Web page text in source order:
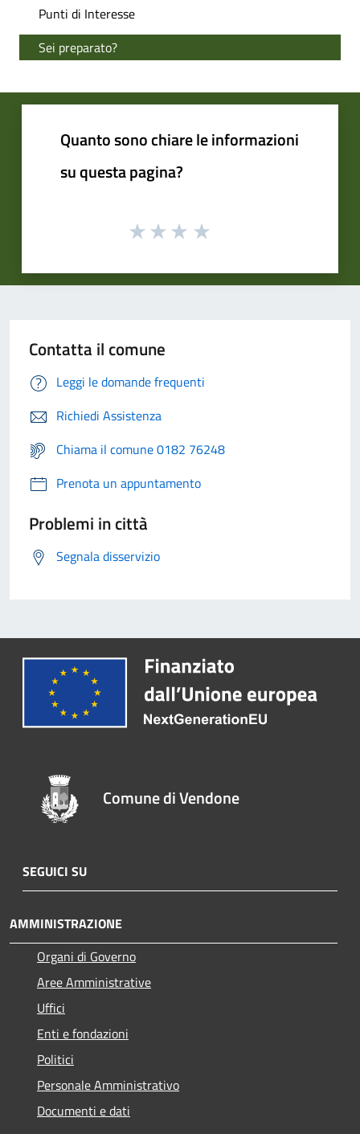
Punti di Interesse
Sei preparato?
Quanto sono chiare le informazioni
su questa pagina?
Contatta il comune
Leggi le domande frequenti
Richiedi Assistenza
Chiama il comune 0182 76248
Prenota un appuntamento
Problemi in città
Segnala disservizio
Comune di Vendone
SEGUICI SU
AMMINISTRAZIONE
Organi di Governo
Aree Amministrative
Uffici
Enti e fondazioni
Politici
Personale Amministrativo
Documenti e dati